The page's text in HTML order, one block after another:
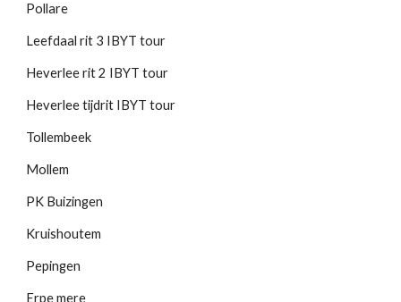
Pollare
Leefdaal rit 3 IBYT tour
Heverlee rit 2 IBYT tour
Heverlee tijdrit IBYT tour
Tollembeek
Mollem
PK Buizingen
Kruishoutem
Pepingen
Erpe mere